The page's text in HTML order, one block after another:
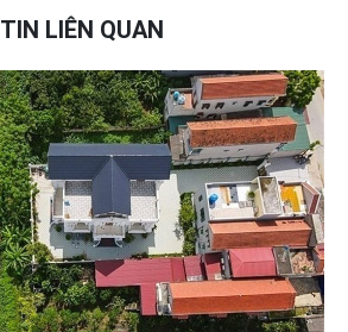
TIN LIÊN QUAN